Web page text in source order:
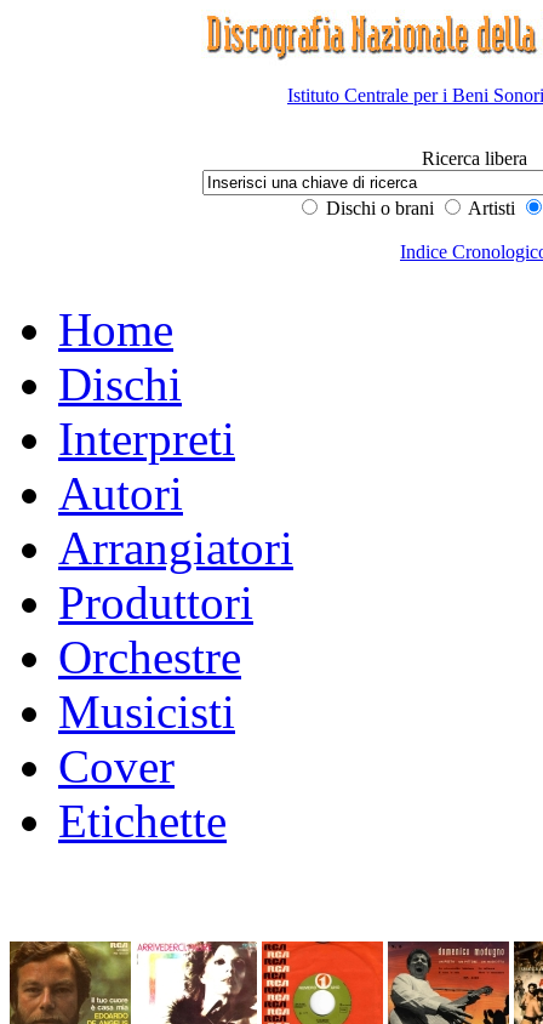
Istituto Centrale per i Beni
Ricerca libera
Dischi o brani Artisti
Indice
Home
Dischi
Interpreti
Autori
Arrangiatori
Produttori
Orchestre
Musicisti
Cover
Etichette